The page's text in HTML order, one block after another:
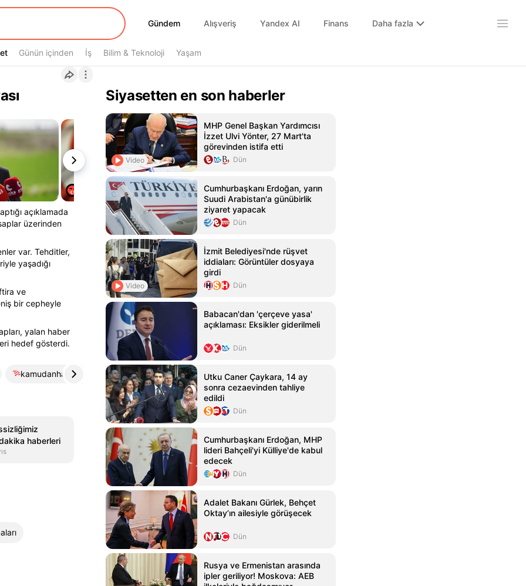
Gündem
Gündem Alışveriş Yandex AI Finans Daha fazla
Günün içinden İş Bilim & Teknoloji Yaşam
açıklamada
üzerinden
var. Tehditler,
yaşadığı
ve
bir cepheyle
yalan haber
hedef gösterdi.
kamudanhaber.net
haberleri
Siyasetten en son haberler
Video
MHP Genel Başkan Yardımcısı
İzzet Ulvi Yönter, 27 Mart'ta
görevinden istifa etti
Dün
Cumhurbaşkanı Erdoğan, yarın
Suudi Arabistan'a günübirlik
ziyaret yapacak
Dün
Video
İzmit Belediyesi'nde rüşvet
iddiaları: Görüntüler dosyaya
girdi
Dün
Babacan'dan 'çerçeve yasa'
açıklaması: Eksikler giderilmeli
Dün
Utku Caner Çaykara, 14 ay
sonra cezaevinden tahliye
edildi
Dün
Cumhurbaşkanı Erdoğan, MHP
lideri Bahçeli'yi Külliye'de kabul
edecek
Dün
Adalet Bakanı Gürlek, Behçet
Oktay’ın ailesiyle görüşecek
Dün
Rusya ve Ermenistan arasında
ipler geriliyor! Moskova: AEB